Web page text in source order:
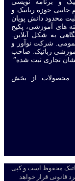
و برنامه نویسی
جانبی حوزه رباتیک و
محدود دانش پویان
های آموزشی، پکیج
به شکل آنلاین.
عمومی. شرکت نوآور و
رباتیک. صاحب
محصولات از بخش
محفوظ است و کپی
قانونی قرار خواهد